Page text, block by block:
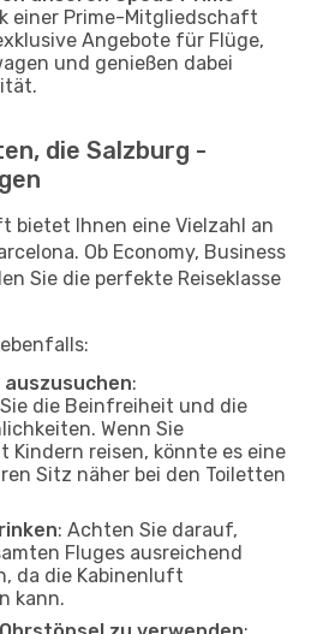
einer Prime-Mitgliedschaft
Angebote für Flüge,
und genießen dabei
die Salzburg -
bietet Ihnen eine Vielzahl an
Ob Economy, Business
Sie die perfekte Reiseklasse
:
die Beinfreiheit und die
Wenn Sie
Kindern reisen, könnte es eine
Sitz näher bei den Toiletten
: Achten Sie darauf,
Fluges ausreichend
da die Kabinenluft
kann.